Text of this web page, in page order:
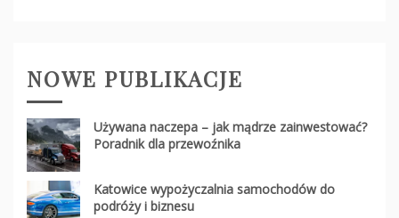
NOWE PUBLIKACJE
Używana naczepa – jak mądrze zainwestować?
Poradnik dla przewoźnika
Katowice wypożyczalnia samochodów do
podróży i biznesu